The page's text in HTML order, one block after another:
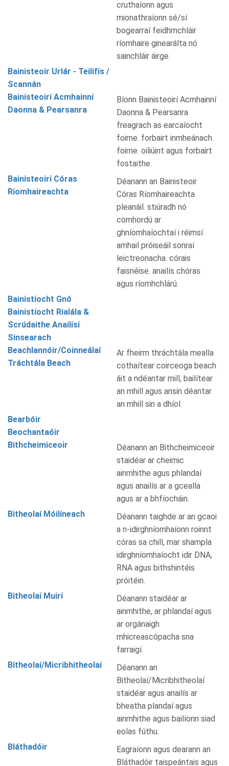
cruthaíonn agus
mionathraíonn sé/sí
bogearraí feidhmchláir
ríomhaire ginearálta nó
sainchláir áirge.
Bainisteoir Urlár - Teilifís /
Scannán
Bainisteoirí Acmhainní
Daonna & Pearsanra
Bíonn Bainisteoirí Acmhainní
Daonna & Pearsanra
freagrach as earcaíocht
foirne. forbairt inmheánach
foirne. oiliúint agus forbairt
fostaithe.
Bainisteoirí Córas
Ríomhaireachta
Déanann an Bainisteoir
Córas Ríomhaireachta
pleanáil. stiúradh nó
comhordú ar
ghníomhaíochtaí i réimsí
amhail próiseáil sonraí
leictreonacha. córais
faisnéise. anailís chóras
agus ríomhchlárú.
Bainistíocht Gnó
Bainistíocht Rialála &
Scrúdaithe Anailísí
Sinsearach
Beachlannóir/Coinneálaí
Tráchtála Beach
Ar fheirm thráchtála mealla
cothaítear coirceoga beach
áit a ndéantar mill, bailítear
an mhill agus ansin déantar
an mhill sin a dhíol.
Bearbóir
Beochantaóir
Bithcheimiceoir
Déanann an Bithcheimiceoir
staidéar ar cheimic
ainmhithe agus phlandaí
agus anailís ar a gcealla
agus ar a bhfíocháin.
Bitheolaí Móilíneach
Déanann taighde ar an gcaoi
a n-idirghníomhaíonn roinnt
córas sa chill, mar shampla
idirghníomhaíocht idir DNA,
RNA agus bithshintéis
próitéin.
Bitheolaí Muirí
Déanann staidéar ar
ainmhithe, ar phlandaí agus
ar orgánaigh
mhicreascópacha sna
farraigí.
Bitheolaí/Micribhitheolaí
Déanann an
Bitheolaí/Micribhitheolaí
staidéar agus anailís ar
bheatha plandaí agus
ainmhithe agus bailíonn siad
eolas fúthu.
Bláthadóir
Eagraíonn agus dearann an
Bláthadóir taispeántais agus